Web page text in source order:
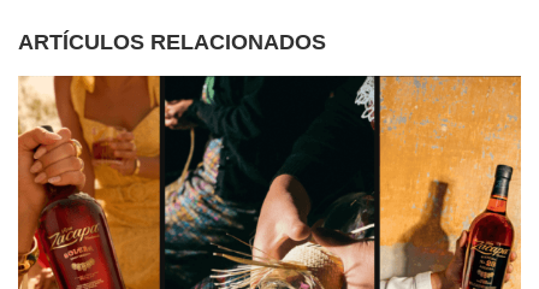
ARTÍCULOS RELACIONADOS